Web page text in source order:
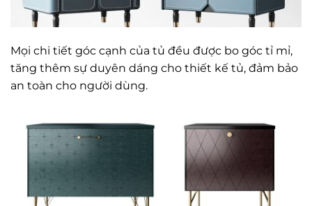
Mọi chi tiết góc cạnh của tủ đều được bo góc tỉ mỉ,
tăng thêm sự duyên dáng cho thiết kế tủ, đảm bảo
an toàn cho người dùng.